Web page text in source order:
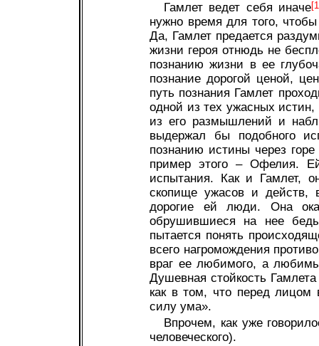
Гамлет ведет себя иначе
нужно время для того,
Да, Гамлет предается
жизни героя отнюдь не
познанию жизни в ее
познание дорогой ценой,
путь познания Гамлет
одной из тех ужасных
из его размышлений и
выдержал бы подобного
познанию истины через
пример этого – Офелия.
испытания. Как и Гамлет,
скопище ужасов и действ,
дорогие ей люди. Она
обрушившиеся на нее
пытается понять
всего нагромождения
враг ее любимого, а
Душевная стойкость
как в том, что перед лицом
силу ума».
Впрочем, как уже
человеческого).